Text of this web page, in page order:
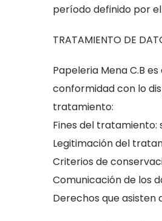
período definido por
TRATAMIENTO DE
Papeleria Mena C.B
conformidad con lo
tratamiento:
Fines del tratamiento:
Legitimación del
Criterios de
Comunicación de los
Derechos que asisten
Al compartir tus
comportamiento
mientras visitas
nuestro sitio,
aumentas la
ver contenido y
personalizados.